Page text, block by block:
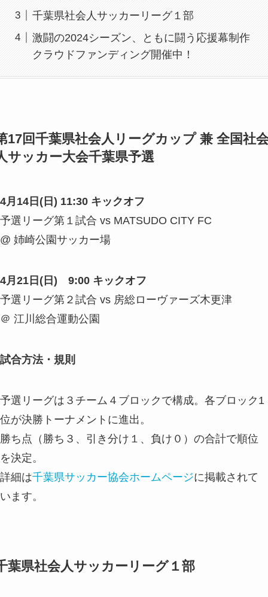
千葉県社会人サッカーリーグ１部
激闘の2024シーズン、ともに闘う応援幕制作
クラウドファンディング開催中！
17回千葉県社会人リーグカップ 兼 全国社
サッカー大会千葉県予選
4月14日(日) 11:30 キックオフ
予選リーグ第１試合 vs MATSUDO CITY FC
@ 姉崎公園サッカー場
4月21日(日) 9:00 キックオフ
予選リーグ第２試合 vs 房総ローヴァーズ木更津
＠ 江川総合運動公園
試合方法・規則
予選リーグは３チーム４ブロックで構成。各ブロック1
位が決勝トーナメントに進出。
勝ち点（勝ち３、引き分け１、負け０）の合計で順位
を決定。
詳細は千葉県サッカー協会ホームページに掲載されて
います。
葉県社会人サッカーリーグ１部